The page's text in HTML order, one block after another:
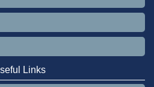
Stamford University
Links